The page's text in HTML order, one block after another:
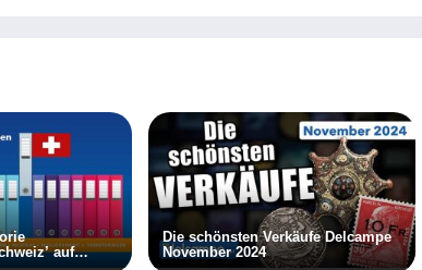
auf
Die schönsten Verkäufe Delcampe
November 2024